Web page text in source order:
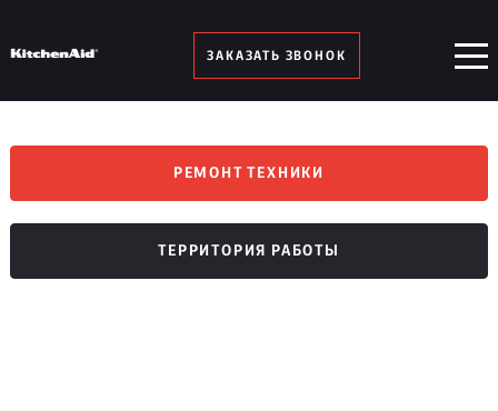
ЗАКАЗАТЬ ЗВОНОК
РЕМОНТ ТЕХНИКИ
ТЕРРИТОРИЯ РАБОТЫ